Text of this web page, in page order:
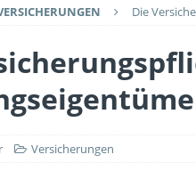
Die
Versicherungen